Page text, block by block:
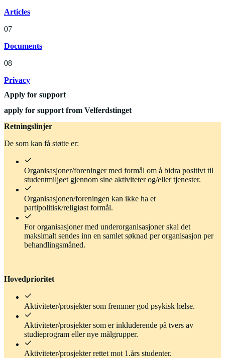
Articles
07
Documents
08
Privacy
Apply for support
apply for support from Velferdstinget
Retningslinjer
De som kan få støtte er:
Organisasjoner/foreninger med formål om å bidra positivt til
studentmiljøet gjennom sine aktiviteter og/eller tjenester.
Organisasjonen/foreningen kan ikke ha et
partipolitisk/religiøst formål.
For organisasjoner med underorganisasjoner skal det
maksimalt sendes inn en samlet søknad per organisasjon per
behandlingsmåned.
Hovedprioritet
Aktiviteter/prosjekter som fremmer god psykisk helse.
Aktiviteter/prosjekter som er inkluderende på tvers av
studieprogram eller nye målgrupper.
Aktiviteter/prosjekter rettet mot 1.års studenter.